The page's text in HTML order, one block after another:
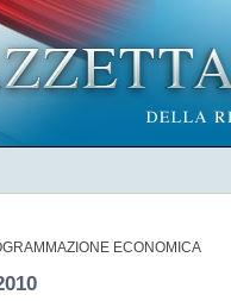
ECONOMICA